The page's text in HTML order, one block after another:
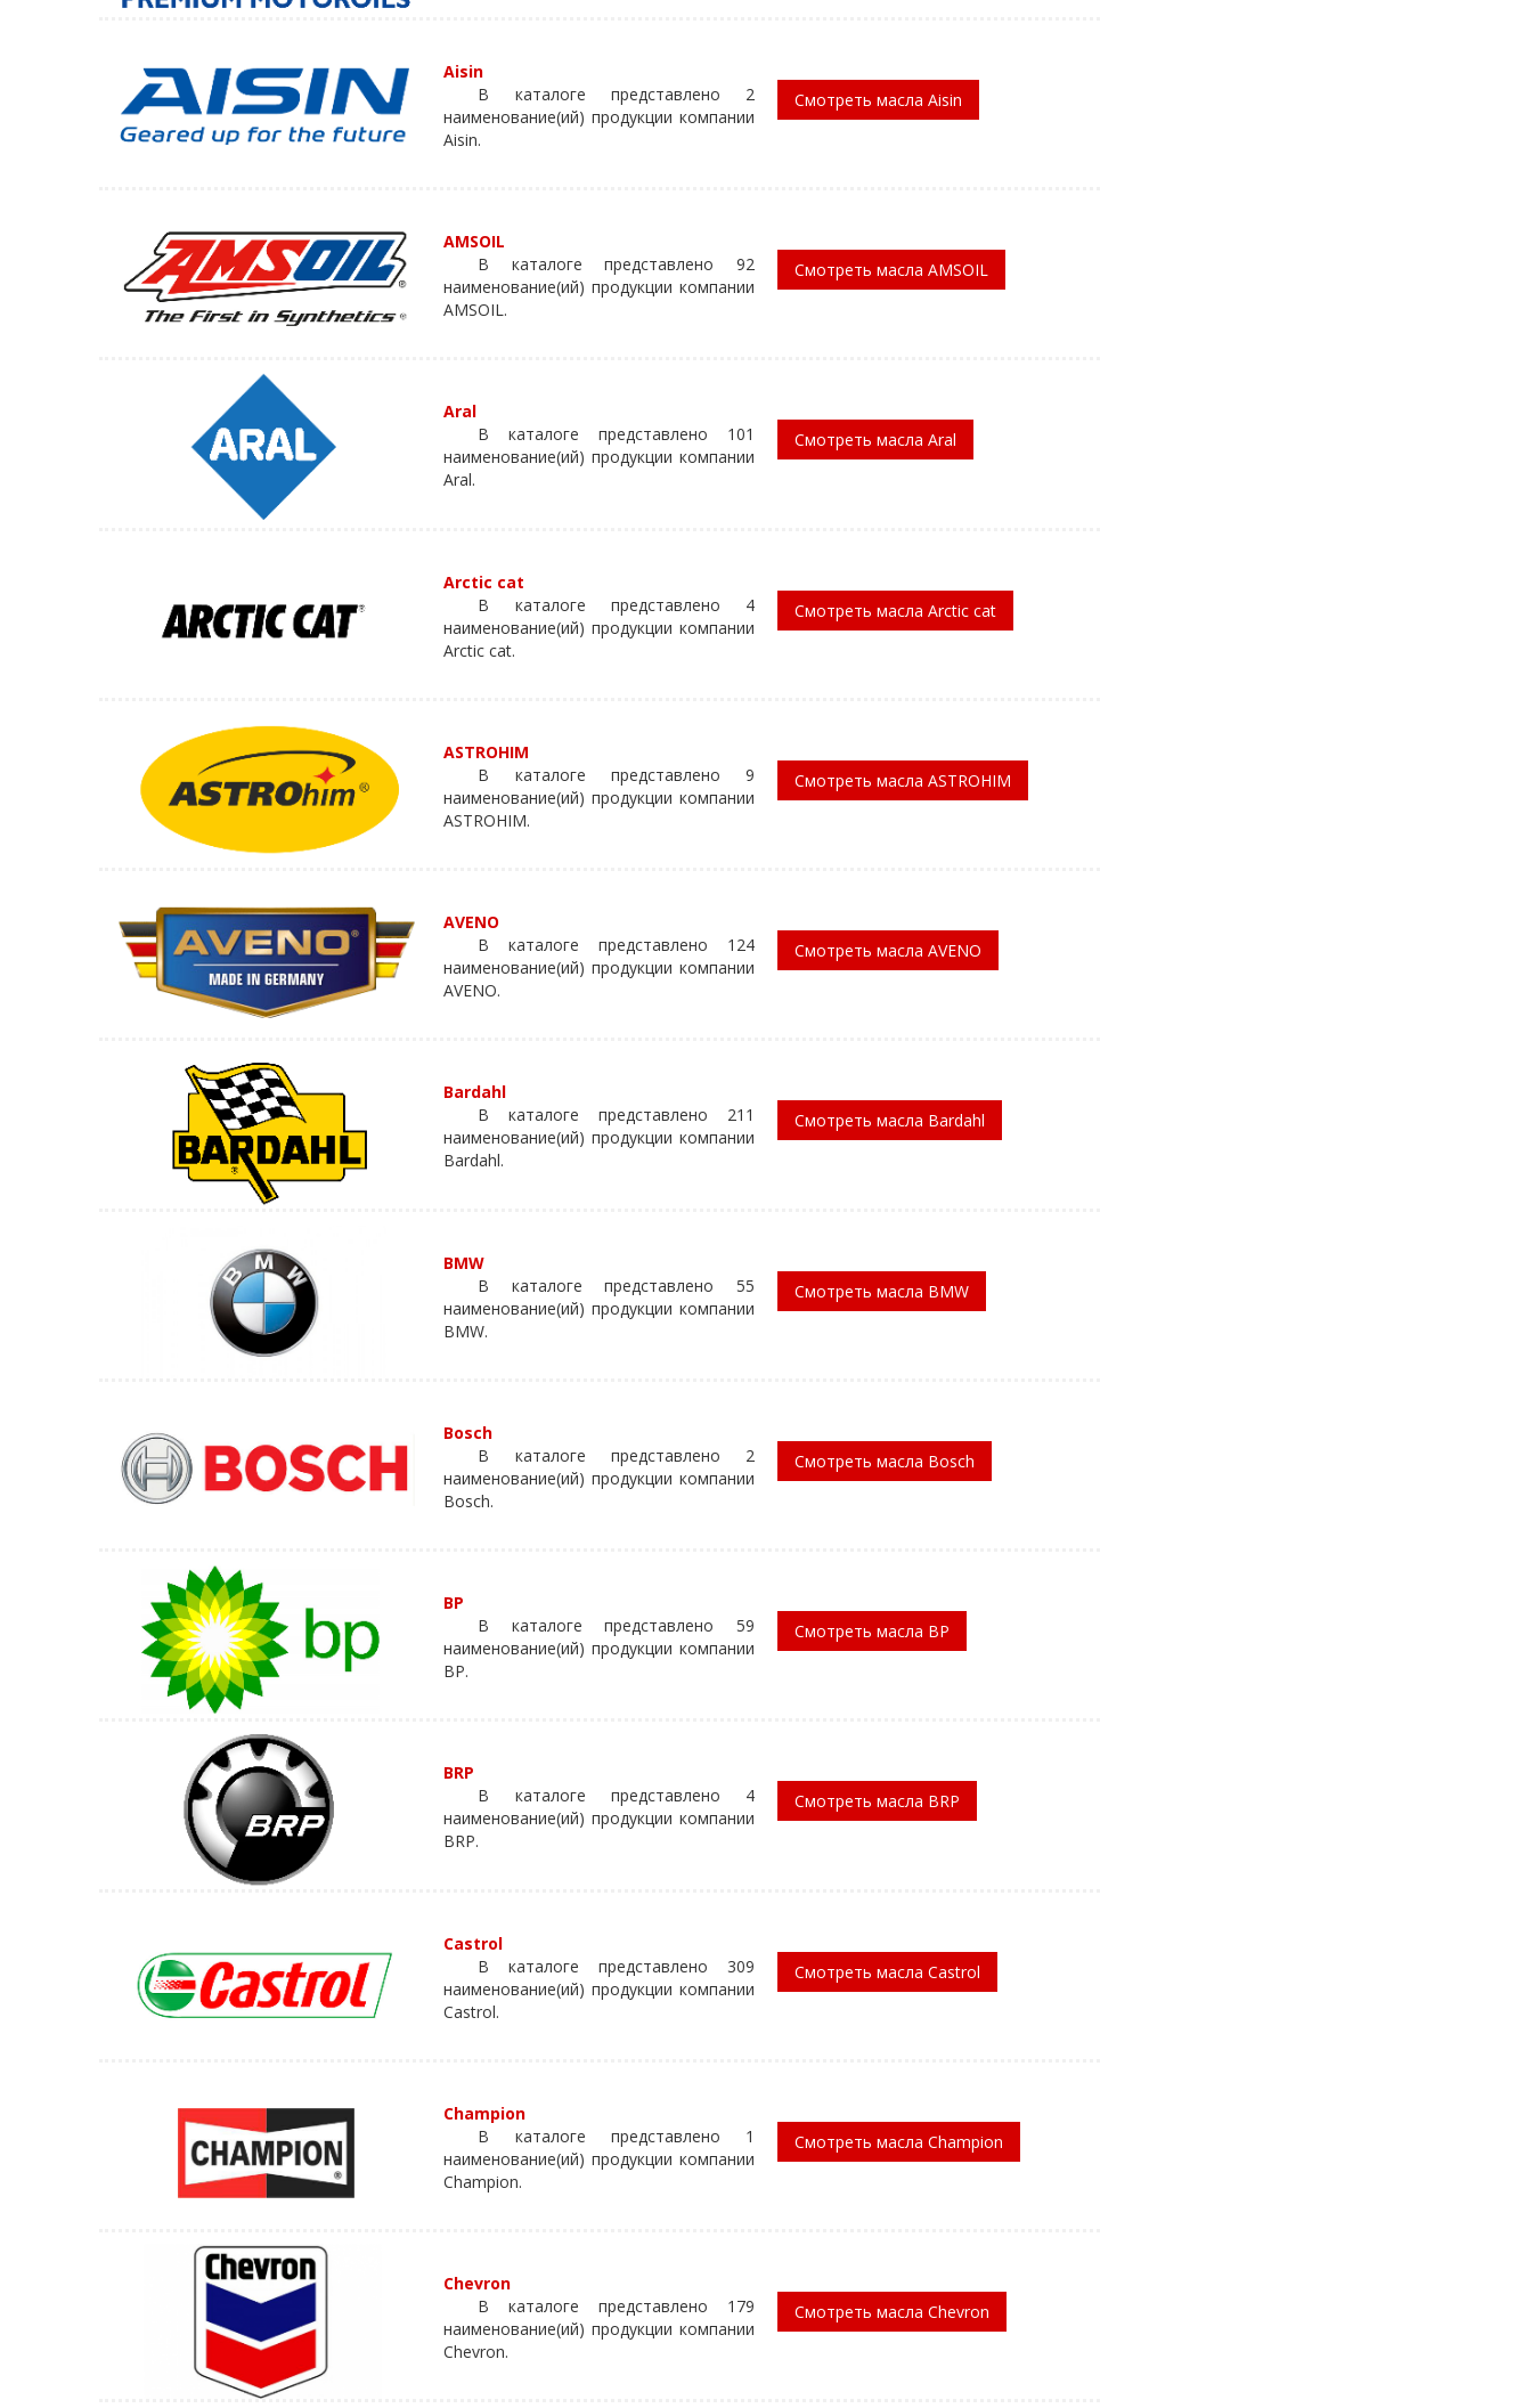
Aisin
В каталоге представлено 2
наименование(ий) продукции компании
Aisin.
Смотреть масла Aisin
AMSOIL
В каталоге представлено 92
наименование(ий) продукции компании
AMSOIL.
Смотреть масла AMSOIL
Aral
В каталоге представлено 101
наименование(ий) продукции компании
Aral.
Смотреть масла Aral
Arctic cat
В каталоге представлено 4
наименование(ий) продукции компании
Arctic cat.
Смотреть масла Arctic cat
ASTROHIM
В каталоге представлено 9
наименование(ий) продукции компании
ASTROHIM.
Смотреть масла ASTROHIM
AVENO
В каталоге представлено 124
наименование(ий) продукции компании
AVENO.
Смотреть масла AVENO
Bardahl
В каталоге представлено 211
наименование(ий) продукции компании
Bardahl.
Смотреть масла Bardahl
BMW
В каталоге представлено 55
наименование(ий) продукции компании
BMW.
Смотреть масла BMW
Bosch
В каталоге представлено 2
наименование(ий) продукции компании
Bosch.
Смотреть масла Bosch
BP
В каталоге представлено 59
наименование(ий) продукции компании
BP.
Смотреть масла BP
BRP
В каталоге представлено 4
наименование(ий) продукции компании
BRP.
Смотреть масла BRP
Castrol
В каталоге представлено 309
наименование(ий) продукции компании
Castrol.
Смотреть масла Castrol
Champion
В каталоге представлено 1
наименование(ий) продукции компании
Champion.
Смотреть масла Champion
Chevron
В каталоге представлено 179
наименование(ий) продукции компании
Chevron.
Смотреть масла Chevron